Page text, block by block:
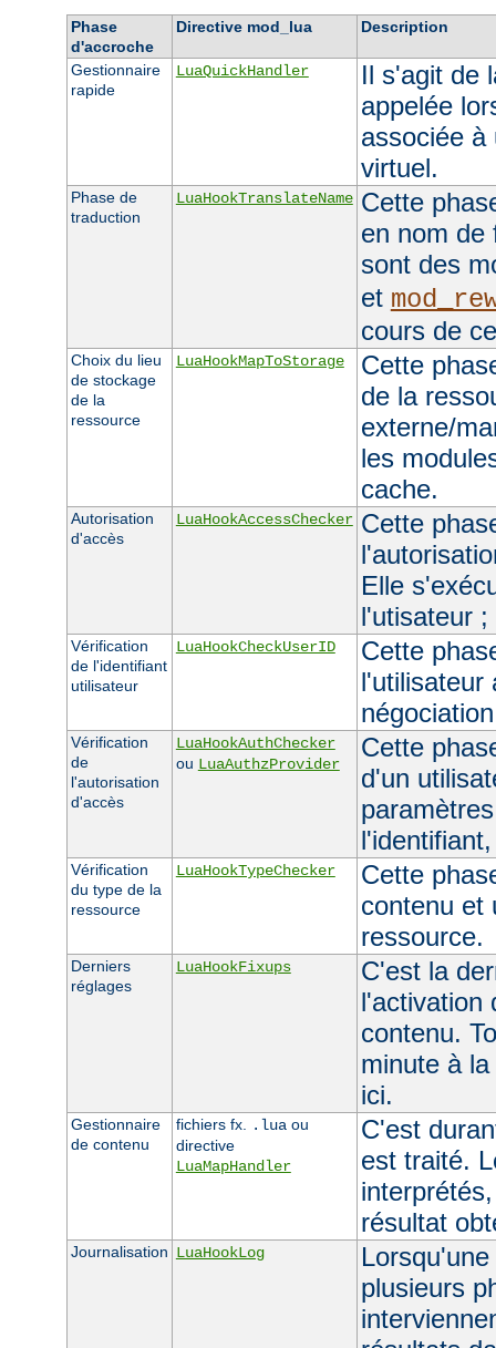
Phase
d'accroche
Directive mod_lua Description
Gestionnaire
rapide
LuaQuickHandler
Il s'agit de
appelée
associée à
virtuel.
Phase de
traduction
LuaHookTranslateName Cette
en nom de
sont des
et
cours de
Choix du lieu
de stockage
de la
ressource
LuaHookMapToStorage
Cette
de la
externe/
les
cache.
Autorisation
d'accès
LuaHookAccessChecker Cette
Elle
l'utisateur
Vérification
de l'identifiant
utilisateur
LuaHookCheckUserID
Cette
l'utilisateur
Vérification
de
l'autorisation
d'accès
LuaHookAuthChecker
ou LuaAuthzProvider
Cette
d'un
Vérification
du type de la
ressource
LuaHookTypeChecker
Cette
contenu et
ressource.
Derniers
réglages
LuaHookFixups
C'est la
l'activation
contenu.
minute à
ici.
Gestionnaire
de contenu
fichiers fx. .lua ou
directive
LuaMapHandler
C'est
est traité.
résultat
Journalisation LuaHookLog
plusieurs